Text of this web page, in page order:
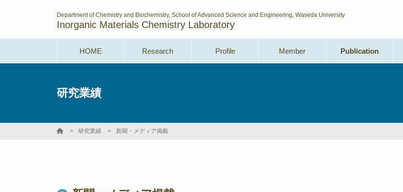
Department of Chemistry and Biochemistry, School of Advanced Science and Engineering, Waseda University
Inorganic Materials Chemistry Laboratory
HOME Research Profile Member Publication
研究業績
研究業績 新聞・メディア掲載